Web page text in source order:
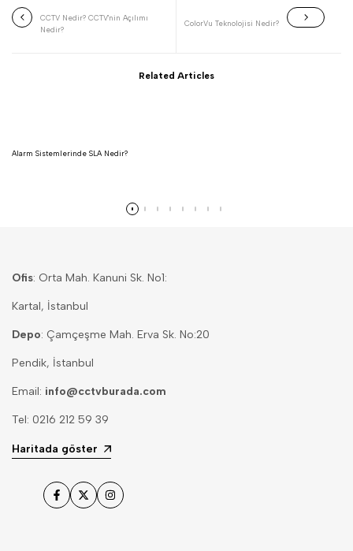
CCTV Nedir? CCTV'nin Açılımı
Nedir?
ColorVu Teknolojisi Nedir?
Related Articles
Alarm Sistemlerinde SLA Nedir?
Ofis: Orta Mah. Kanuni Sk. No1:
Kartal, İstanbul
Depo: Çamçeşme Mah. Erva Sk. No:20
Pendik, İstanbul
Email: info@cctvburada.com
Tel: 0216 212 59 39
Haritada göster
Facebook
TwitterInstagram